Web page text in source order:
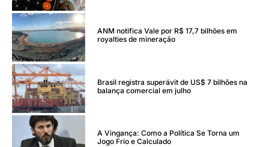
ANM notifica Vale por R$ 17,7 bilhões em
royalties de mineração
Brasil registra superávit de US$ 7 bilhões na
balança comercial em julho
A Vingança: Como a Política Se Torna um
Jogo Frio e Calculado